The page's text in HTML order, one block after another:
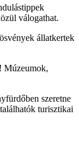
válogathat.
állatkertek
Múzeumok,
szeretne
turisztikai